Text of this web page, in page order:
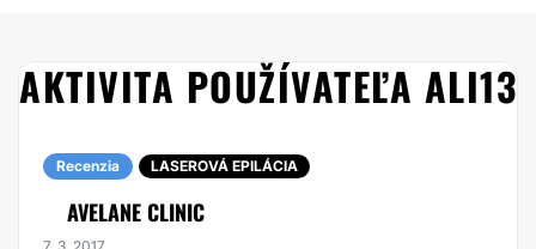
AKTIVITA POUŽÍVATEĽA ALI13
Recenzia LASEROVÁ EPILÁCIA
AVELANE CLINIC